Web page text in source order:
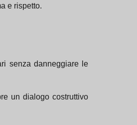
e rispetto.
senza danneggiare le
un dialogo costruttivo